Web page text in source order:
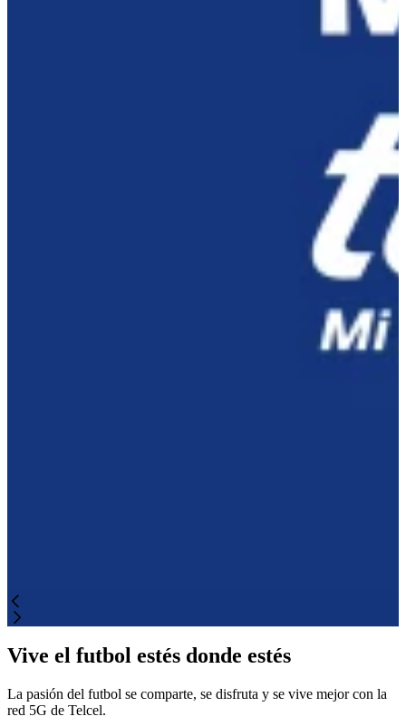
Vive el futbol estés donde estés
La pasión del futbol se comparte, se disfruta y se vive mejor con la
red 5G de Telcel.